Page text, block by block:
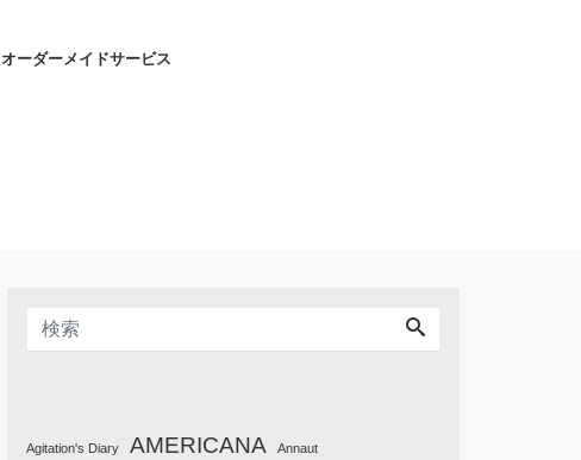
オーダーメイドサービス
Agitation's Diary AMERICANA Annaut